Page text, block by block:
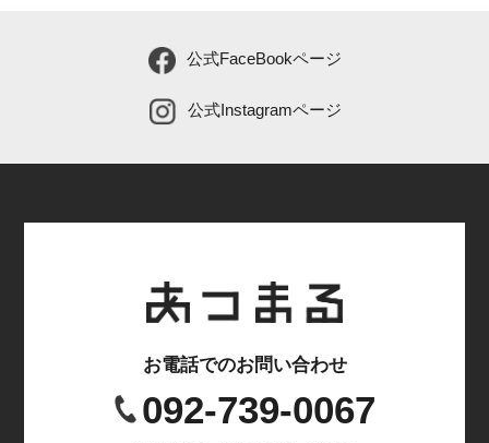
公式FaceBookページ
公式Instagramページ
お電話でのお問い合わせ
092-739-0067